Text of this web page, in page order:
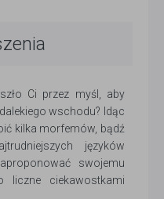
Ci przez myśl, aby
wschodu? Idąc
kilka morfemów, bądź
języków
swojemu
liczne ciekawostkami